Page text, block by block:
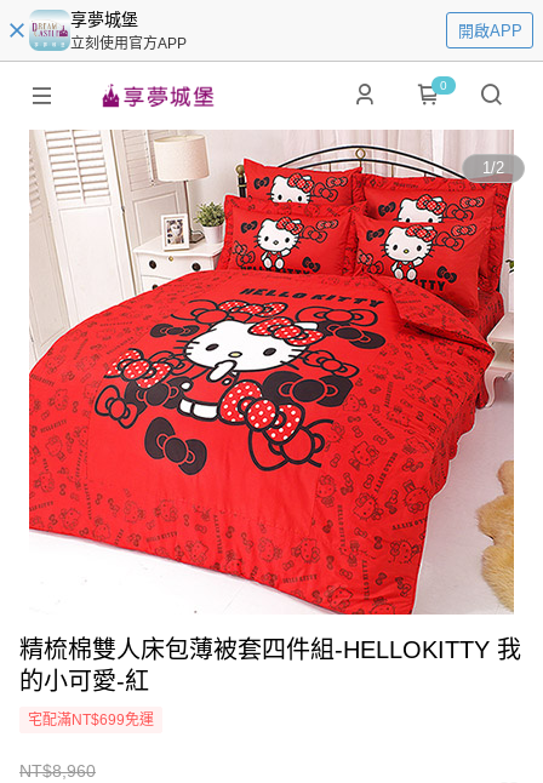
享夢城堡
立刻使用官方APP
開啟APP
0
1/2
精梳棉雙人床包薄被套四件組-HELLOKITTY 我
的小可愛-紅
宅配滿NT$699免運
NT$8,960